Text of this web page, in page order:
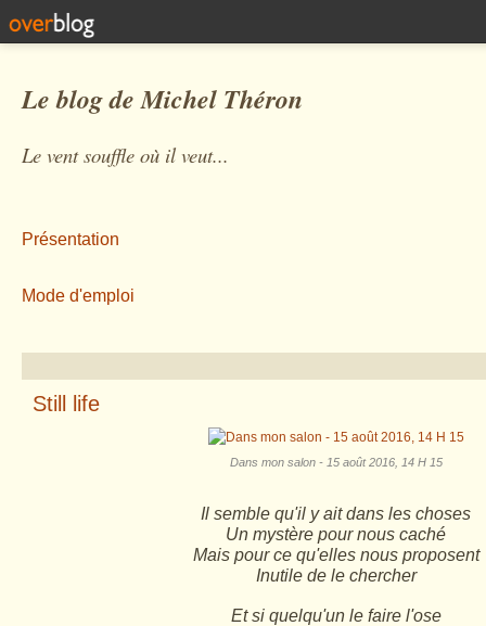
Le blog de Michel Théron
Le vent souffle où il veut...
Présentation
Mode d'emploi
Still life
Dans mon salon - 15 août 2016, 14 H 15
Il semble qu'il y ait dans les choses
Un mystère pour nous caché
Mais pour ce qu'elles nous proposent
Inutile de le chercher
Et si quelqu'un le faire l'ose